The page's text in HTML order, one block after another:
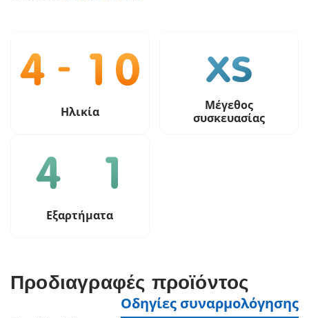
Ηλικία
Μέγεθος
συσκευασίας
Εξαρτήματα
Προδιαγραφές προϊόντος
Οδηγίες συναρμολόγησης